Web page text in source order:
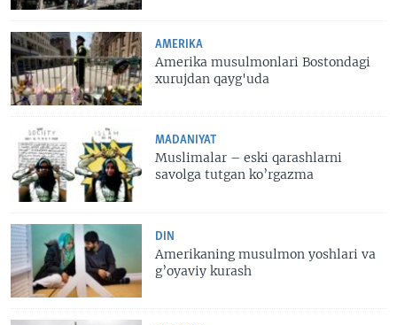
AMERIKA
Amerika musulmonlari Bostondagi
xurujdan qayg'uda
MADANIYAT
Muslimalar – eski qarashlarni
savolga tutgan ko’rgazma
DIN
Amerikaning musulmon yoshlari va
g’oyaviy kurash